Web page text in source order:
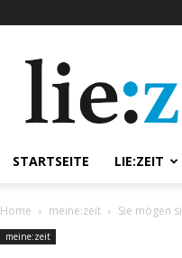
STARTSEITE LIE:ZEIT
Home meine:zeit Sie mögen
meine:zeit